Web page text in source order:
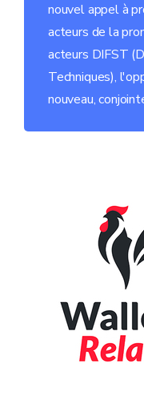
nouvel appel à
acteurs de la
acteurs DIFST
Techniques),
nouveau,